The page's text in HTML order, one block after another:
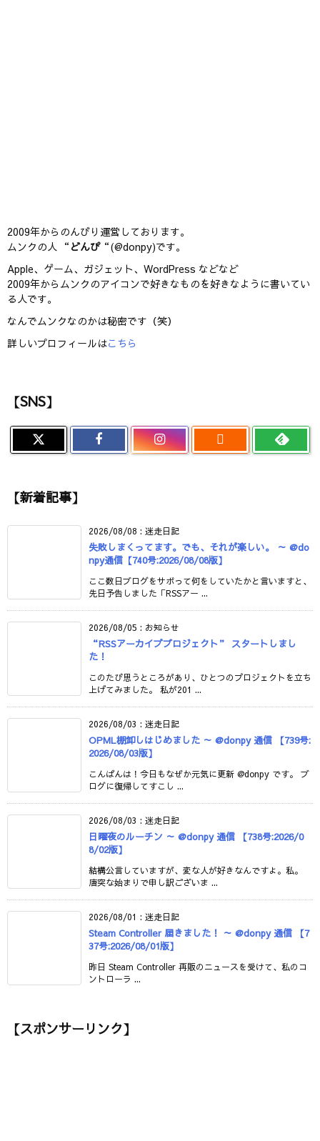
2009年からのんびり運営しております。
ムンクの人 “ どんぴ“(@donpy)です。
Apple、ゲーム、ガジェット、WordPress などなど
2009年からムンクのアイコンで好きなものを好きなように書いてい
る人です。
なんでムンクなのかは秘密です（笑）
詳しいプロフィールはこちら
【SNS】

【新着記事】
2026/08/08 : 迷走日記
失敗しまくってます。でも、それが楽しい。 ～ @do
npy通信【740号:2026/08/08版】
ここ数日ブログをサボって何をしていたかと言いますと、
先日予告しました「RSSアー ...
2026/08/05 : お知らせ
“RSSアーカイブプロジェクト” スタートしまし
た！
このたび思うところがあり、ひとつのプロジェクトを立ち
上げてみました。 私が201 ...
2026/08/03 : 迷走日記
OPML棚卸しはじめました ～ @donpy 通信 【739号:
2026/08/03版】
こんばんは！今日もなぜか元気に更新 @donpy です。 ブ
ログに復帰してすこし ...
2026/08/03 : 迷走日記
日曜夜のルーチン ～ @donpy 通信 【738号:2026/0
8/02版】
結構公言していますが、変な人が好きなんですよ。私。
唐突な始まりで申し訳ございま ...
2026/08/01 : 迷走日記
Steam Controller 届きました！ ～ @donpy 通信 【7
37号:2026/08/01版】
昨日 Steam Controller 再販のニュースを受けて、私のコ
ントローラ ...
【スポンサーリンク】